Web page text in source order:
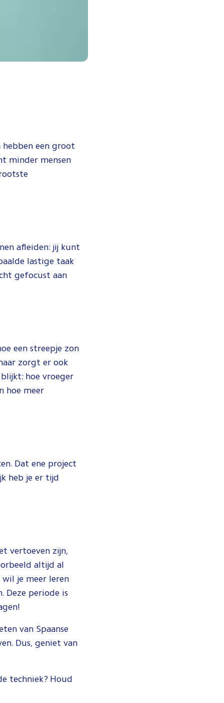
een groot
minder mensen
afleiden: jij kunt
lastige taak
gefocust aan
een streepje zon
zorgt er ook
hoe vroeger
hoe meer
Dat ene project
heb je er tijd
vertoeven zijn,
altijd al
je meer leren
Deze periode is
van Spaanse
Dus, geniet van
techniek? Houd